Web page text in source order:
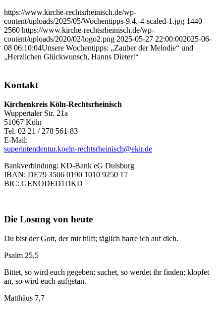
https://www.kirche-rechtsrheinisch.de/wp-
content/uploads/2025/05/Wochentipps-9.4.-4-scaled-1.jpg 1440
2560 https://www.kirche-rechtsrheinisch.de/wp-
content/uploads/2020/02/logo2.png 2025-05-27 22:00:002025-06-
08 06:10:04Unsere Wochentipps: „Zauber der Melodie“ und
„Herzlichen Glückwunsch, Hanns Dieter!“
Kontakt
Kirchenkreis Köln-Rechtsrheinisch
Wuppertaler Str. 21a
51067 Köln
Tel. 02 21 / 278 561-83
E-Mail:
superintendentur.koeln-rechtsrheinisch@ekir.de
Bankverbindung: KD-Bank eG Duisburg
IBAN: DE79 3506 0190 1010 9250 17
BIC: GENODED1DKD
Die Losung von heute
Du bist der Gott, der mir hilft; täglich harre ich auf dich.
Psalm 25,5
Bittet, so wird euch gegeben; suchet, so werdet ihr finden; klopfet
an, so wird euch aufgetan.
Matthäus 7,7